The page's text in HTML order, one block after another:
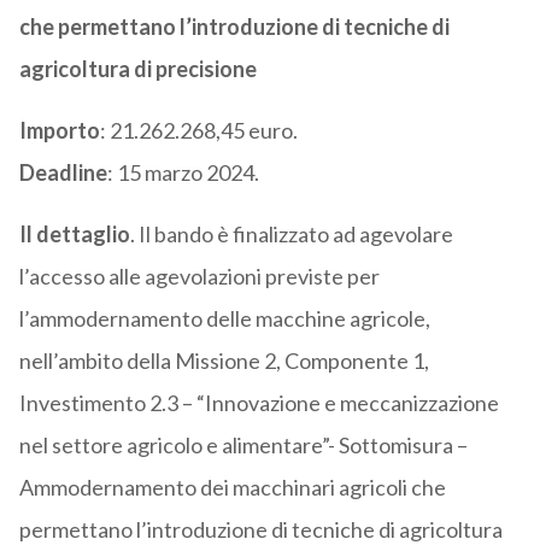
che permettano l’introduzione di tecniche di
agricoltura di precisione
Importo: 21.262.268,45 euro.
Deadline: 15 marzo 2024.
Il dettaglio. Il bando è finalizzato ad agevolare
l’accesso alle agevolazioni previste per
l’ammodernamento delle macchine agricole,
nell’ambito della Missione 2, Componente 1,
Investimento 2.3 – “Innovazione e meccanizzazione
nel settore agricolo e alimentare”- Sottomisura –
Ammodernamento dei macchinari agricoli che
permettano l’introduzione di tecniche di agricoltura